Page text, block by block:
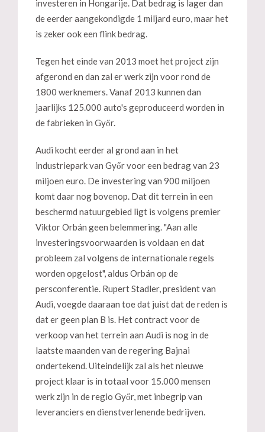
investeren in Hongarije. Dat bedrag is lager dan
de eerder aangekondigde 1 miljard euro, maar het
is zeker ook een flink bedrag.
Tegen het einde van 2013 moet het project zijn
afgerond en dan zal er werk zijn voor rond de
1800 werknemers. Vanaf 2013 kunnen dan
jaarlijks 125.000 auto's geproduceerd worden in
de fabrieken in Győr.
Audi kocht eerder al grond aan in het
industriepark van Győr voor een bedrag van 23
miljoen euro. De investering van 900 miljoen
komt daar nog bovenop. Dat dit terrein in een
beschermd natuurgebied ligt is volgens premier
Viktor Orbán geen belemmering. "Aan alle
investeringsvoorwaarden is voldaan en dat
probleem zal volgens de internationale regels
worden opgelost", aldus Orbán op de
persconferentie. Rupert Stadler, president van
Audi, voegde daaraan toe dat juist dat de reden is
dat er geen plan B is. Het contract voor de
verkoop van het terrein aan Audi is nog in de
laatste maanden van de regering Bajnai
ondertekend. Uiteindelijk zal als het nieuwe
project klaar is in totaal voor 15.000 mensen
werk zijn in de regio Győr, met inbegrip van
leveranciers en dienstverlenende bedrijven.